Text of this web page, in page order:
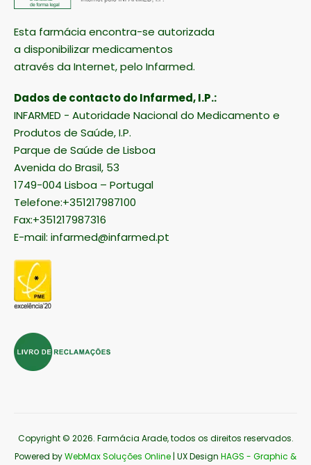
Esta farmácia encontra-se autorizada
a disponibilizar medicamentos
através da Internet, pelo Infarmed.
Dados de contacto do Infarmed, I.P.:
INFARMED - Autoridade Nacional do Medicamento e
Produtos de Saúde, I.P.
Parque de Saúde de Lisboa
Avenida do Brasil, 53
1749-004 Lisboa – Portugal
Telefone:+351217987100
Fax:+351217987316
E-mail: infarmed@infarmed.pt
Copyright © 2026. Farmácia Arade, todos os direitos reservados.
Powered byWebMax Soluções Online | UX Design HAGS - Graphic &